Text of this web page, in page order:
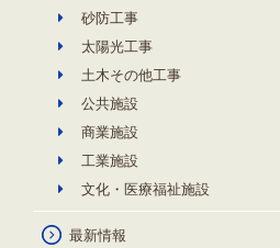
砂防工事
太陽光工事
土木その他工事
公共施設
商業施設
工業施設
文化・医療福祉施設
最新情報